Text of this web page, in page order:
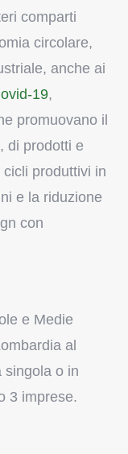
comparti
circolare,
anche ai
19,
promuovano il
di prodotti e
produttivi in
e la riduzione
con
e Medie
al
singola o in
3 imprese.